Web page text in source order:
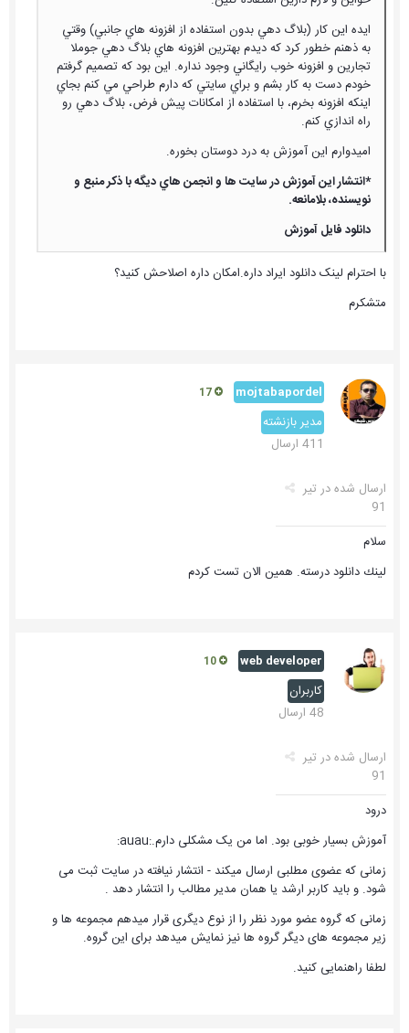
ايده اين كار (بلاگ دهي بدون استفاده از افزونه هاي جانبي) وقتي
به ذهنم خطور كرد كه ديدم بهترين افزونه هاي بلاگ دهي جوملا
تجارين و افزونه خوب رايگاني وجود نداره. اين بود كه تصميم گرفتم
خودم دست به كار بشم و براي سايتي كه دارم طراحي مي كنم بجاي
اينكه افزونه بخرم، با استفاده از امكانات پيش فرض، بلاگ دهي رو
راه اندازي كنم.
اميدوارم اين آموزش به درد دوستان بخوره.
*انتشار اين آموزش در سايت ها و انجمن هاي ديگه با ذكر منبع و
نويسنده، بلامانعه.
دانلود فايل آموزش
با احترام لینک دانلود ایراد داره.امکان داره اصلاحش کنید؟
متشکرم
mojtabapordel
مدیر بازنشته
411 ارسال
ارسال شده در تیر
91
سلام
لينك دانلود درسته. همين الان تست كردم
web developer
کاربران
48 ارسال
ارسال شده در تیر
91
درود
آموزش بسیار خوبی بود. اما من یک مشکلی دارم.:auau:
زمانی که عضوی مطلبی ارسال میکند - انتشار نیافته در سایت ثبت می
شود. و باید کاربر ارشد یا همان مدیر مطالب را انتشار دهد .
زمانی که گروه عضو مورد نظر را از نوع دیگری قرار میدهم مجموعه ها و
زیر مجموعه های دیگر گروه ها نیز نمایش میدهد برای این گروه.
لطفا راهنمایی کنید.